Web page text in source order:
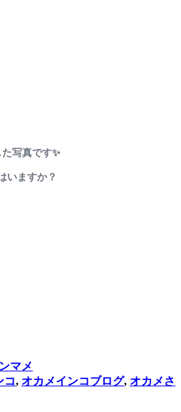
写真です✨
いますか？
マメ
コ, オカメインコブログ, オカメさ